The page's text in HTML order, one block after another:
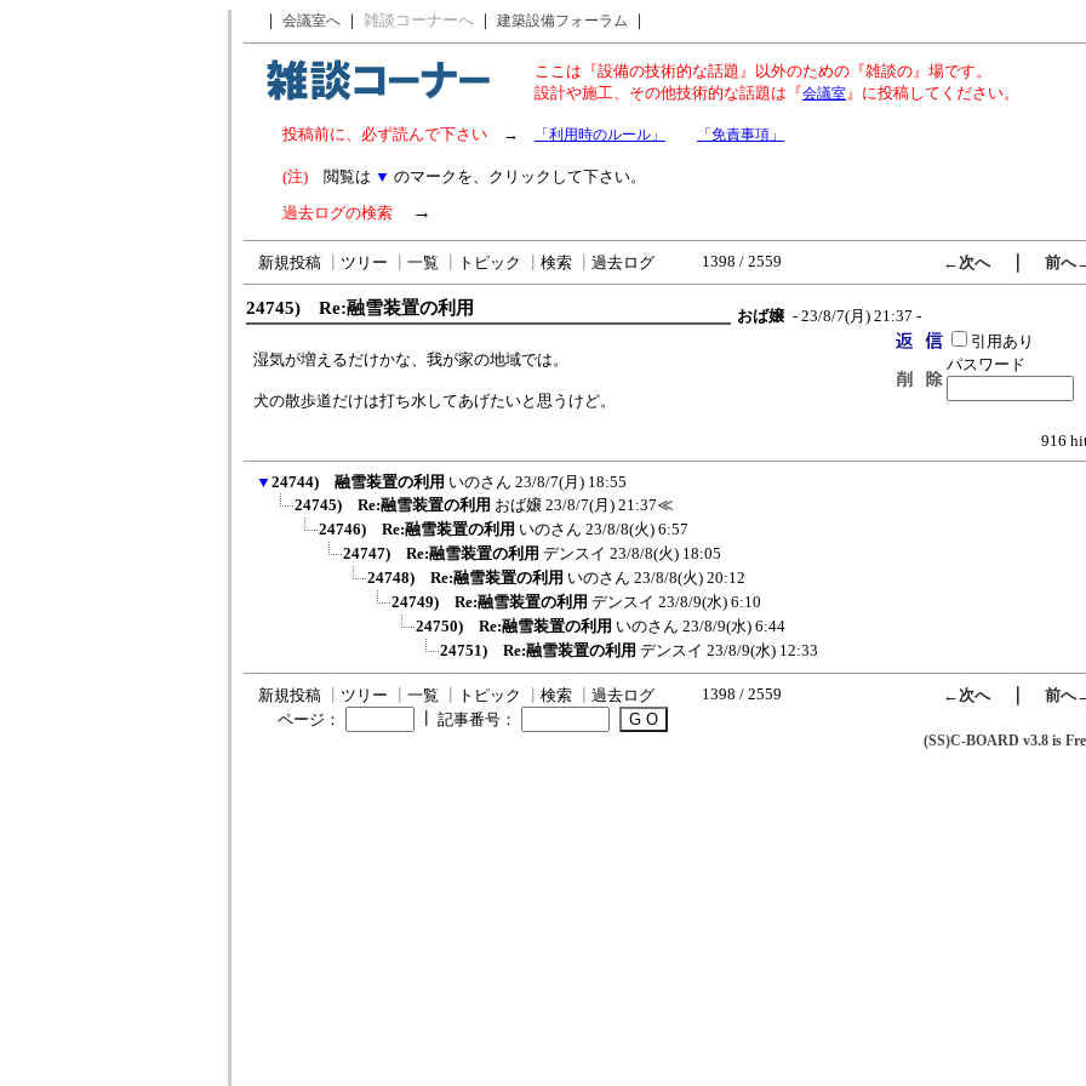
｜ 会議室へ ｜ 雑談コーナーへ ｜ 建築設備フォーラム ｜
ここは『設備の技術的な話題』以外のための『雑談の』場です。
設計や施工、その他技術的な話題は『会議室』に投稿してください。
投稿前に、必ず読んで下さい → 「利用時のルール」 「免責事項」
(注) 閲覧は ▼ のマークを、クリックして下さい。
過去ログの検索 →
新規投稿 ツリー 一覧 トピック 検索 過去ログ 1398 / 2559 ←次へ｜ 前へ
24745) Re:融雪装置の利用 おば嬢 - 23/8/7(月) 21:37 -
湿気が増えるだけかな、我が家の地域では。
犬の散歩道だけは打ち水してあげたいと思うけど。
引用あり
パスワード
916
▼ 24744) 融雪装置の利用 いのさん 23/8/7(月) 18:55
24745) Re:融雪装置の利用 おば嬢 23/8/7(月) 21:37≪
24746) Re:融雪装置の利用 いのさん 23/8/8(火) 6:57
24747) Re:融雪装置の利用 デンスイ 23/8/8(火) 18:05
24748) Re:融雪装置の利用 いのさん 23/8/8(火) 20:12
24749) Re:融雪装置の利用 デンスイ 23/8/9(水) 6:10
24750) Re:融雪装置の利用 いのさん 23/8/9(水) 6:44
24751) Re:融雪装置の利用 デンスイ 23/8/9(水) 12:33
新規投稿 ツリー 一覧 トピック 検索 過去ログ 1398 / 2559 ←次へ｜ 前へ
ページ：
記事番号：
(SS)C-BOARD v3.8 is